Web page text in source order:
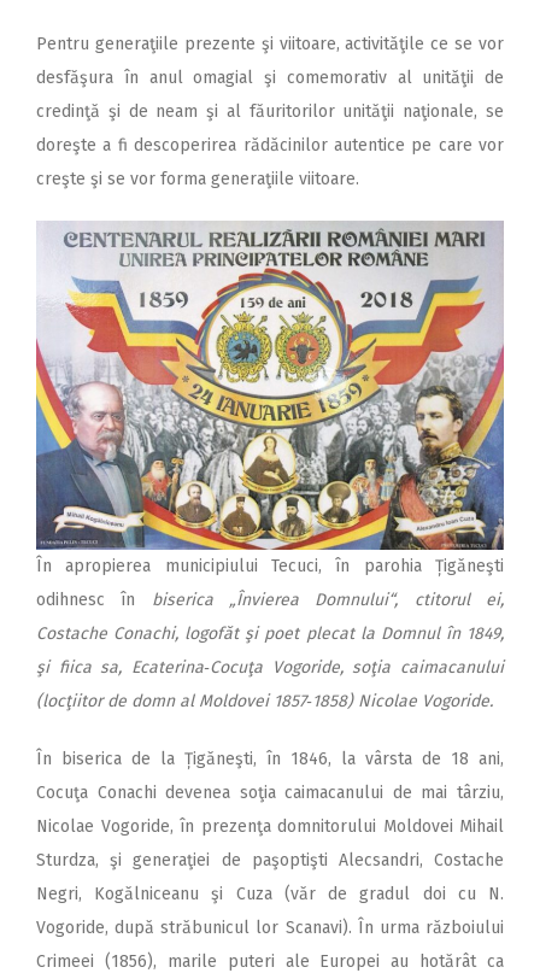
Pentru generaţiile prezente şi viitoare, activităţile ce se vor
desfăşura în anul omagial şi comemorativ al unităţii de
credinţă şi de neam şi al făuritorilor unităţii naţionale, se
doreşte a fi descoperirea rădăcinilor autentice pe care vor
creşte şi se vor forma generaţiile viitoare.
În apropierea municipiului Tecuci, în parohia Țigăneşti
odihnesc în biserica „Învierea Domnului“, ctitorul ei,
Costache Conachi, logofăt şi poet plecat la Domnul în 1849,
şi fiica sa, Ecaterina‑Cocuţa Vogoride, soţia caimacanului
(locţiitor de domn al Moldovei 1857‑1858) Nicolae Vogoride.
În biserica de la Țigăneşti, în 1846, la vârsta de 18 ani,
Cocuţa Conachi devenea soţia caimacanului de mai târziu,
Nicolae Vogoride, în prezenţa domnitorului Moldovei Mihail
Sturdza, şi generaţiei de paşoptişti Alecsandri, Costache
Negri, Kogălniceanu şi Cuza (văr de gradul doi cu N.
Vogoride, după străbunicul lor Scanavi). În urma războiului
Crimeei (1856), marile puteri ale Europei au hotărât ca